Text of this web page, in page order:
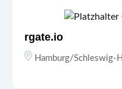
rgate.io
Hamburg/Schleswig-